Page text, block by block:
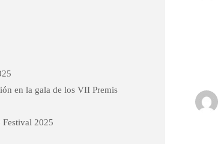
en la gala de los VII Premis
2025